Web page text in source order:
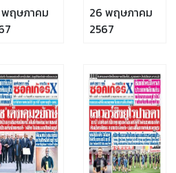
พฤษภาคม
26 พฤษภาคม
2567